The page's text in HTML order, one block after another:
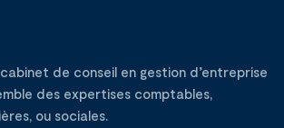
cabinet de conseil en gestion d’entreprise
des expertises comptables,
ou sociales.